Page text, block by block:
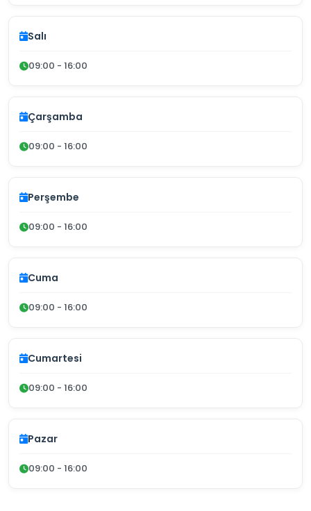
Salı
09:00 - 16:00
Çarşamba
09:00 - 16:00
Perşembe
09:00 - 16:00
Cuma
09:00 - 16:00
Cumartesi
09:00 - 16:00
Pazar
09:00 - 16:00